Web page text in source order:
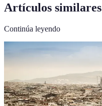
Artículos similares
Continúa leyendo